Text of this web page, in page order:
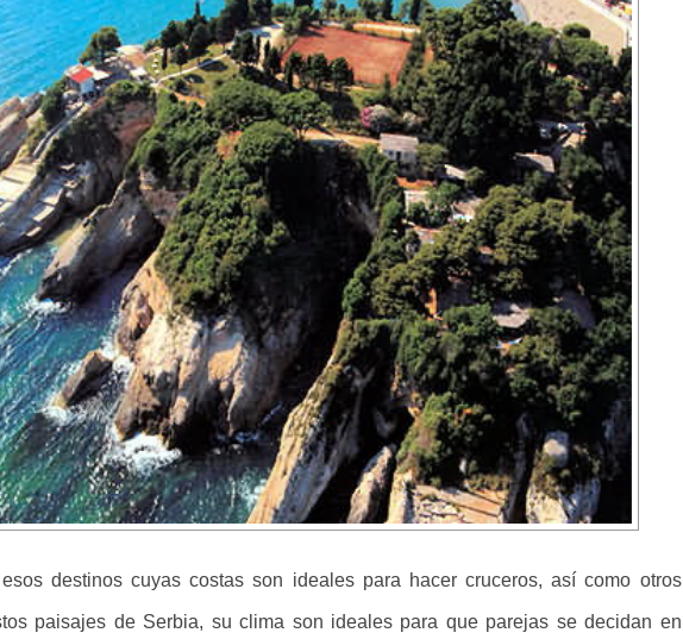
destinos cuyas costas son ideales para hacer cruceros, así como otros
paisajes de Serbia, su clima son ideales para que parejas se decidan en